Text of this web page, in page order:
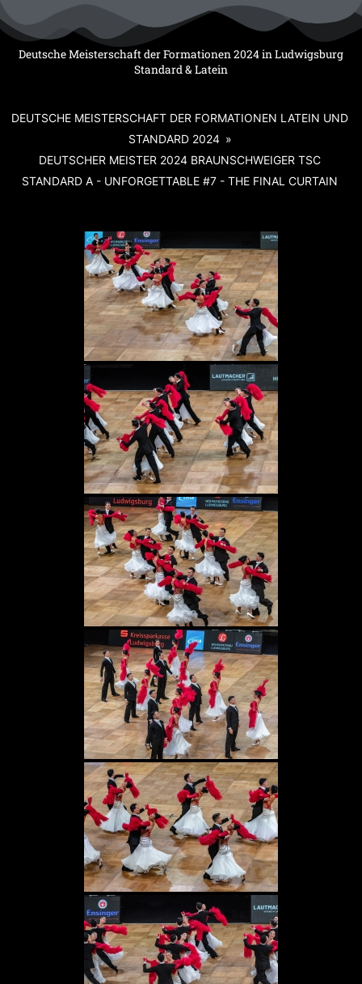
Inhalt
springenDeutsche Meisterschaft der Formationen 2024 in Ludwigsburg
Standard & Latein
DEUTSCHE MEISTERSCHAFT DER FORMATIONEN LATEIN UND
STANDARD 2024 »
DEUTSCHER MEISTER 2024 BRAUNSCHWEIGER TSC
STANDARD A - UNFORGETTABLE #7 - THE FINAL CURTAIN